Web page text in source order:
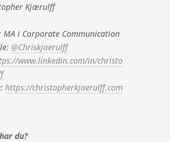
Kjærulff
MA i Corporate Communication
@Chriskjaerulff
www.linkedin.com/in/christo
https://christopherkjaerulff.com
du?